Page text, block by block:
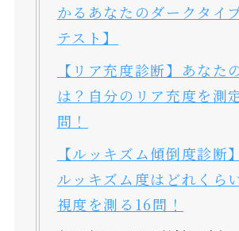
かるあなたのダークタイ
テスト】
【リア充度診断】あなた
は？自分のリア充度を測
問！
【ルッキズム傾倒度診断
ルッキズム度はどれくら
視度を測る16問！